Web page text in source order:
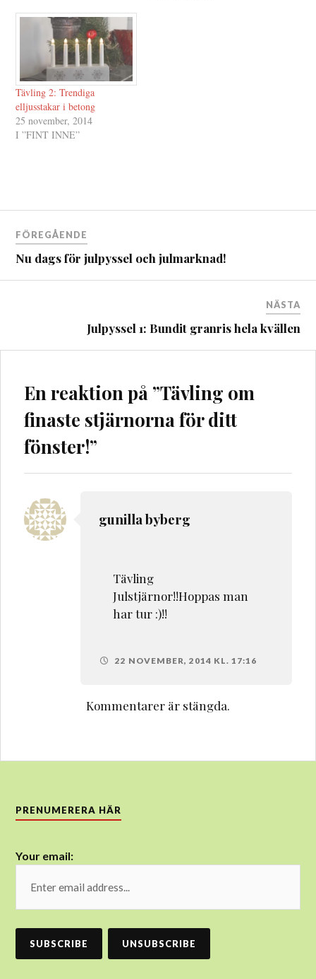
Tävling 2: Trendiga
elljusstakar i betong
25 november, 2014
I ”FINT INNE”
Inläggsnavigering
FÖREGÅENDE
Nu dags för julpyssel och julmarknad!
NÄSTA
Julpyssel 1: Bundit granris hela kvällen
En reaktion på ”Tävling om
finaste stjärnorna för ditt
fönster!”
gunilla byberg
Tävling
Julstjärnor!!Hoppas man
har tur :)!!
22 NOVEMBER, 2014 KL. 17:16
Kommentarer är stängda.
PRENUMERERA HÄR
Your email: